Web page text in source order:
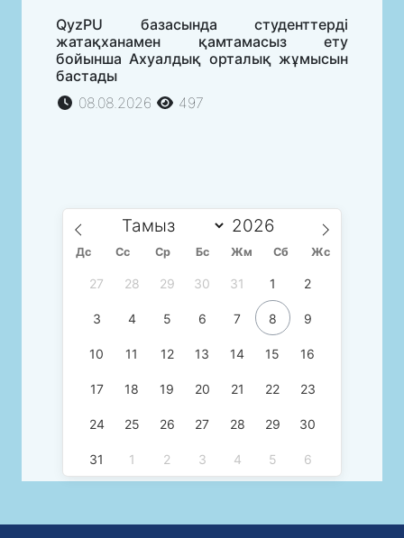
QyzPU базасында студенттерді
жатақханамен қамтамасыз ету
бойынша Ахуалдық орталық жұмысын
бастады
08.08.2026
497
Дс Сc Ср Бс Жм Сб Жс
27 28 29 30 31 1 2
3 4 5 6 7 8 9
10 11 12 13 14 15 16
17 18 19 20 21 22 23
24 25 26 27 28 29 30
31 1 2 3 4 5 6